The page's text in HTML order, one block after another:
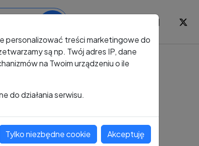
413
ten numer
personalizować treści marketingowe do
są np. Twój adres IP, dane
na Twoim urządzeniu o ile
do działania serwisu.
Tylko niezbędne cookie Akceptuję